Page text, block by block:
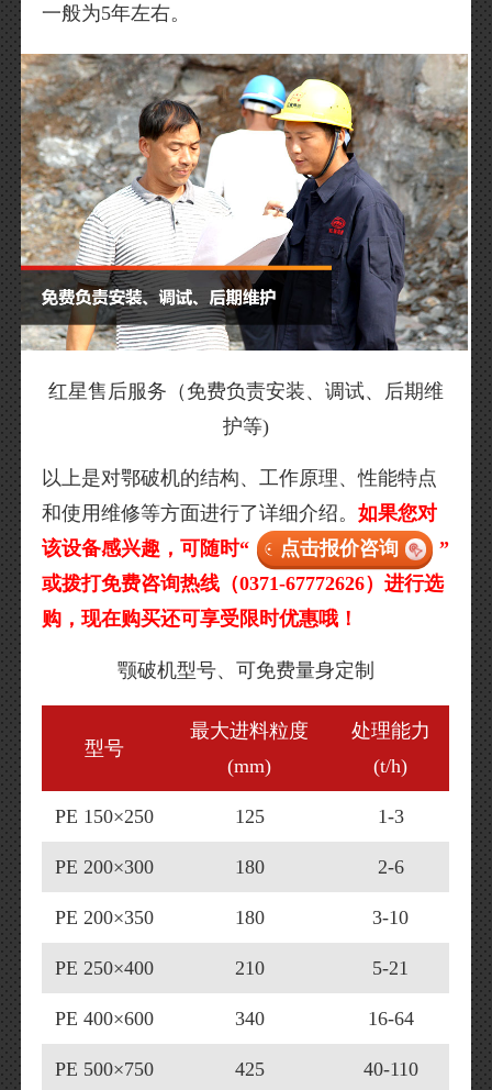
一般为5年左右。
红星售后服务（免费负责安装、调试、后期维
护等)
以上是对鄂破机的结构、工作原理、性能特点
和使用维修等方面进行了详细介绍。如果您对
该设备感兴趣，可随时“
点击报价咨询
”
或拨打免费咨询热线（0371-67772626）进行选
购，现在购买还可享受限时优惠哦！
颚破机型号、可免费量身定制
型号
最大进料粒度
(mm)
处理能力
(t/h)
PE 150×250 125 1-3
PE 200×300 180 2-6
PE 200×350 180 3-10
PE 250×400 210 5-21
PE 400×600 340 16-64
PE 500×750 425 40-110